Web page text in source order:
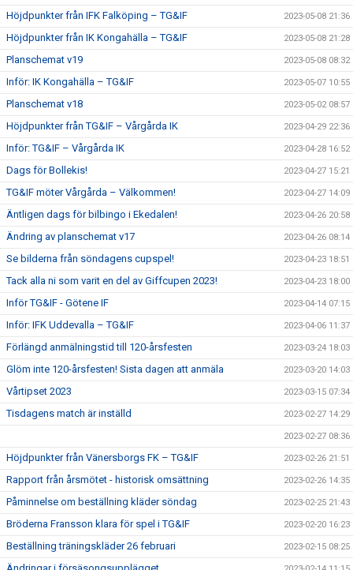
Höjdpunkter från IFK Falköping – TG&IF 2023-05-08 21:36
Höjdpunkter från IK Kongahälla – TG&IF 2023-05-08 21:28
Planschemat v19 2023-05-08 08:32
Inför: IK Kongahälla – TG&IF 2023-05-07 10:55
Planschemat v18 2023-05-02 08:57
Höjdpunkter från TG&IF – Vårgårda IK 2023-04-29 22:36
Inför: TG&IF – Vårgårda IK 2023-04-28 16:52
Dags för Bollekis! 2023-04-27 15:21
TG&IF möter Vårgårda – Välkommen! 2023-04-27 14:09
Äntligen dags för bilbingo i Ekedalen! 2023-04-26 20:58
Ändring av planschemat v17 2023-04-26 08:14
Se bilderna från söndagens cupspel! 2023-04-23 18:51
Tack alla ni som varit en del av Giffcupen 2023! 2023-04-23 18:00
Inför TG&IF - Götene IF 2023-04-14 07:15
Inför: IFK Uddevalla – TG&IF 2023-04-06 11:37
Förlängd anmälningstid till 120-årsfesten 2023-03-24 18:03
Glöm inte 120-årsfesten! Sista dagen att anmäla 2023-03-20 14:03
Vårtipset 2023 2023-03-15 07:34
Tisdagens match är inställd 2023-02-27 14:29
2023-02-27 08:36
Höjdpunkter från Vänersborgs FK – TG&IF 2023-02-26 21:51
Rapport från årsmötet - historisk omsättning 2023-02-26 14:35
Påminnelse om beställning kläder söndag 2023-02-25 21:43
Bröderna Fransson klara för spel i TG&IF 2023-02-20 16:23
Beställning träningskläder 26 februari 2023-02-15 08:25